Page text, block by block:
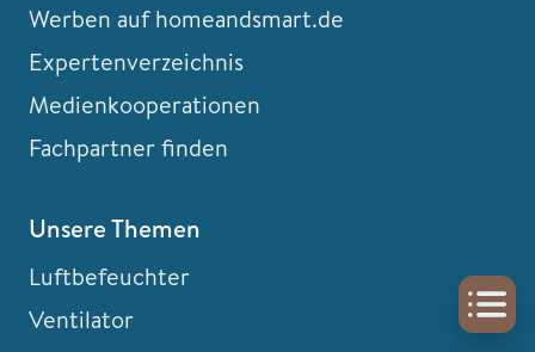
Werben auf homeandsmart.de
Expertenverzeichnis
Medienkooperationen
Fachpartner finden
Unsere Themen
Luftbefeuchter
Ventilator